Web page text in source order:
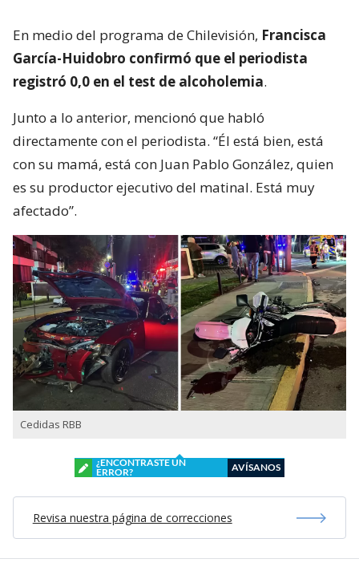
En medio del programa de Chilevisión, Francisca
García-Huidobro confirmó que el periodista
registró 0,0 en el test de alcoholemia.
Junto a lo anterior, mencionó que habló
directamente con el periodista. “Él está bien, está
con su mamá, está con Juan Pablo González, quien
es su productor ejecutivo del matinal. Está muy
afectado”.
Cedidas RBB
¿ENCONTRASTE UN
ERROR?
AVÍSANOS
Revisa nuestra página de correcciones